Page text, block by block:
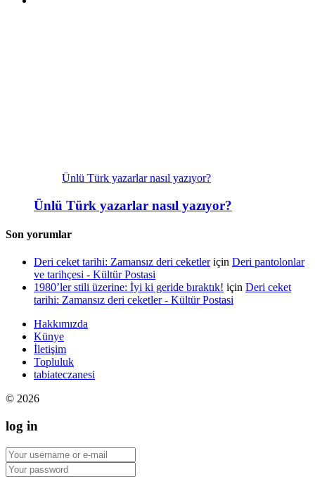
Ünlü Türk yazarlar nasıl yazıyor?
Ünlü Türk yazarlar nasıl yazıyor?
Son yorumlar
Deri ceket tarihi: Zamansız deri ceketleriçin Deri pantolonlar
ve tarihçesi - Kültür Postasi
1980’ler stili üzerine: İyi ki geride bıraktık! için Deri ceket
tarihi: Zamansız deri ceketler - Kültür Postasi
Hakkımızda
Künye
İletişim
Topluluk
tabiateczanesi
© 2026
log in